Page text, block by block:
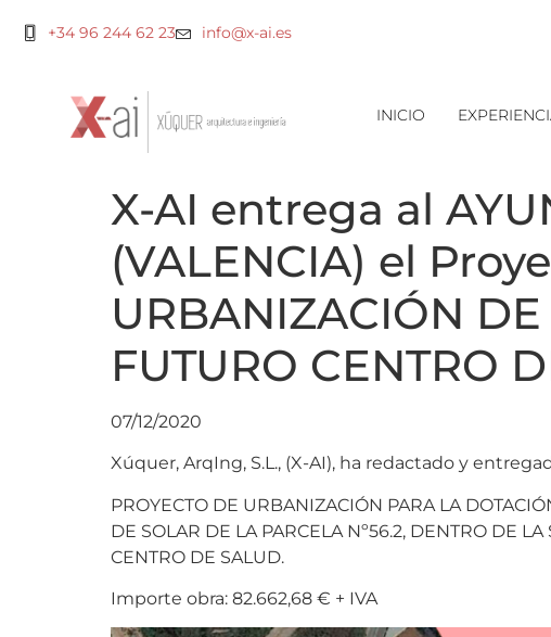
+34 96 244 62 23 info@x-ai.es
INICIO
X-AI entrega al
(VALENCIA) el
URBANIZACIÓN
FUTURO CENTRO
07/12/2020
Xúquer, ArqIng, S.L., (X-AI), ha redactado y
PROYECTO DE URBANIZACIÓN PARA LA
DE SOLAR DE LA PARCELA Nº56.2, DENTRO DE
CENTRO DE SALUD.
Importe obra: 82.662,68 € + IVA